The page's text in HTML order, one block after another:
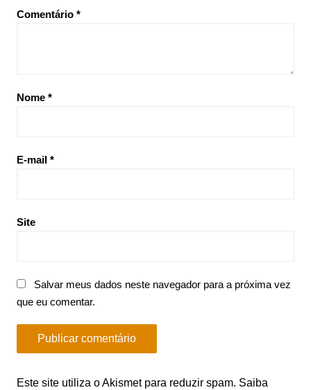
Comentário *
Nome *
E-mail *
Site
Salvar meus dados neste navegador para a próxima vez
que eu comentar.
Este site utiliza o Akismet para reduzir spam. Saiba